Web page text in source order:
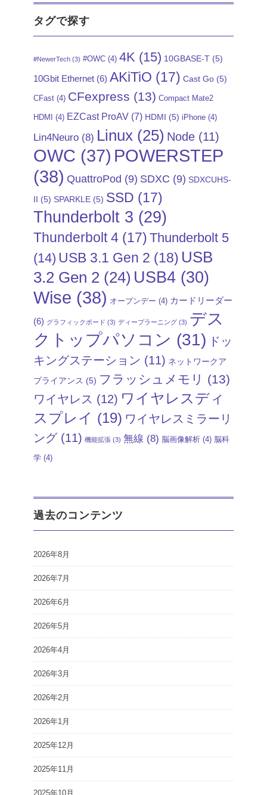
タグで探す
#NewerTech (3) #OWC (4) 4K (15) 10GBASE-T (5)
10Gbit Ethernet (6) AKiTiO (17) Cast Go (5)
CFast (4) CFexpress (13) Compact Mate2
HDMI (4) EZCast ProAV (7) HDMI (5) iPhone (4)
Lin4Neuro (8) Linux (25) Node (11)
OWC (37) POWERSTEP
(38) QuattroPod (9) SDXC (9) SDXCUHS-
II (5) SPARKLE (5) SSD (17)
Thunderbolt 3 (29)
Thunderbolt 4 (17) Thunderbolt 5
(14) USB 3.1 Gen 2 (18) USB
3.2 Gen 2 (24) USB4 (30)
Wise (38) オープンデー (4) カードリーダー
(6) グラフィックボード (3) ディープラーニング (3) デス
クトップパソコン (31) ドッ
キングステーション (11) ネットワークア
プライアンス (5) フラッシュメモリ (13)
ワイヤレス (12) ワイヤレスディ
スプレイ (19) ワイヤレスミラーリ
ング(11) 機能拡張 (3) 無線 (8) 脳画像解析 (4) 脳科
学 (4)
過去のコンテンツ
2026年8月
2026年7月
2026年6月
2026年5月
2026年4月
2026年3月
2026年2月
2026年1月
2025年12月
2025年11月
2025年10月